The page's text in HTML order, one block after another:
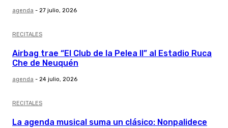
agenda - 27 julio, 2026
RECITALES
Airbag trae “El Club de la Pelea II” al Estadio Ruca
Che de Neuquén
agenda - 24 julio, 2026
RECITALES
La agenda musical suma un clásico: Nonpalidece